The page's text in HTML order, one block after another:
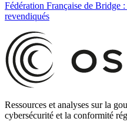
Fédération Française de Bridge
revendiqués
Ressources et analyses sur la
cybersécurité et la conformité